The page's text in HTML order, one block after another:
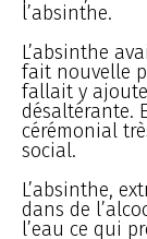
l’absinthe.
L’absinthe
fait nouvelle
fallait y
désaltérante.
cérémonial
social.
L’absinthe,
dans de
l’eau ce qui